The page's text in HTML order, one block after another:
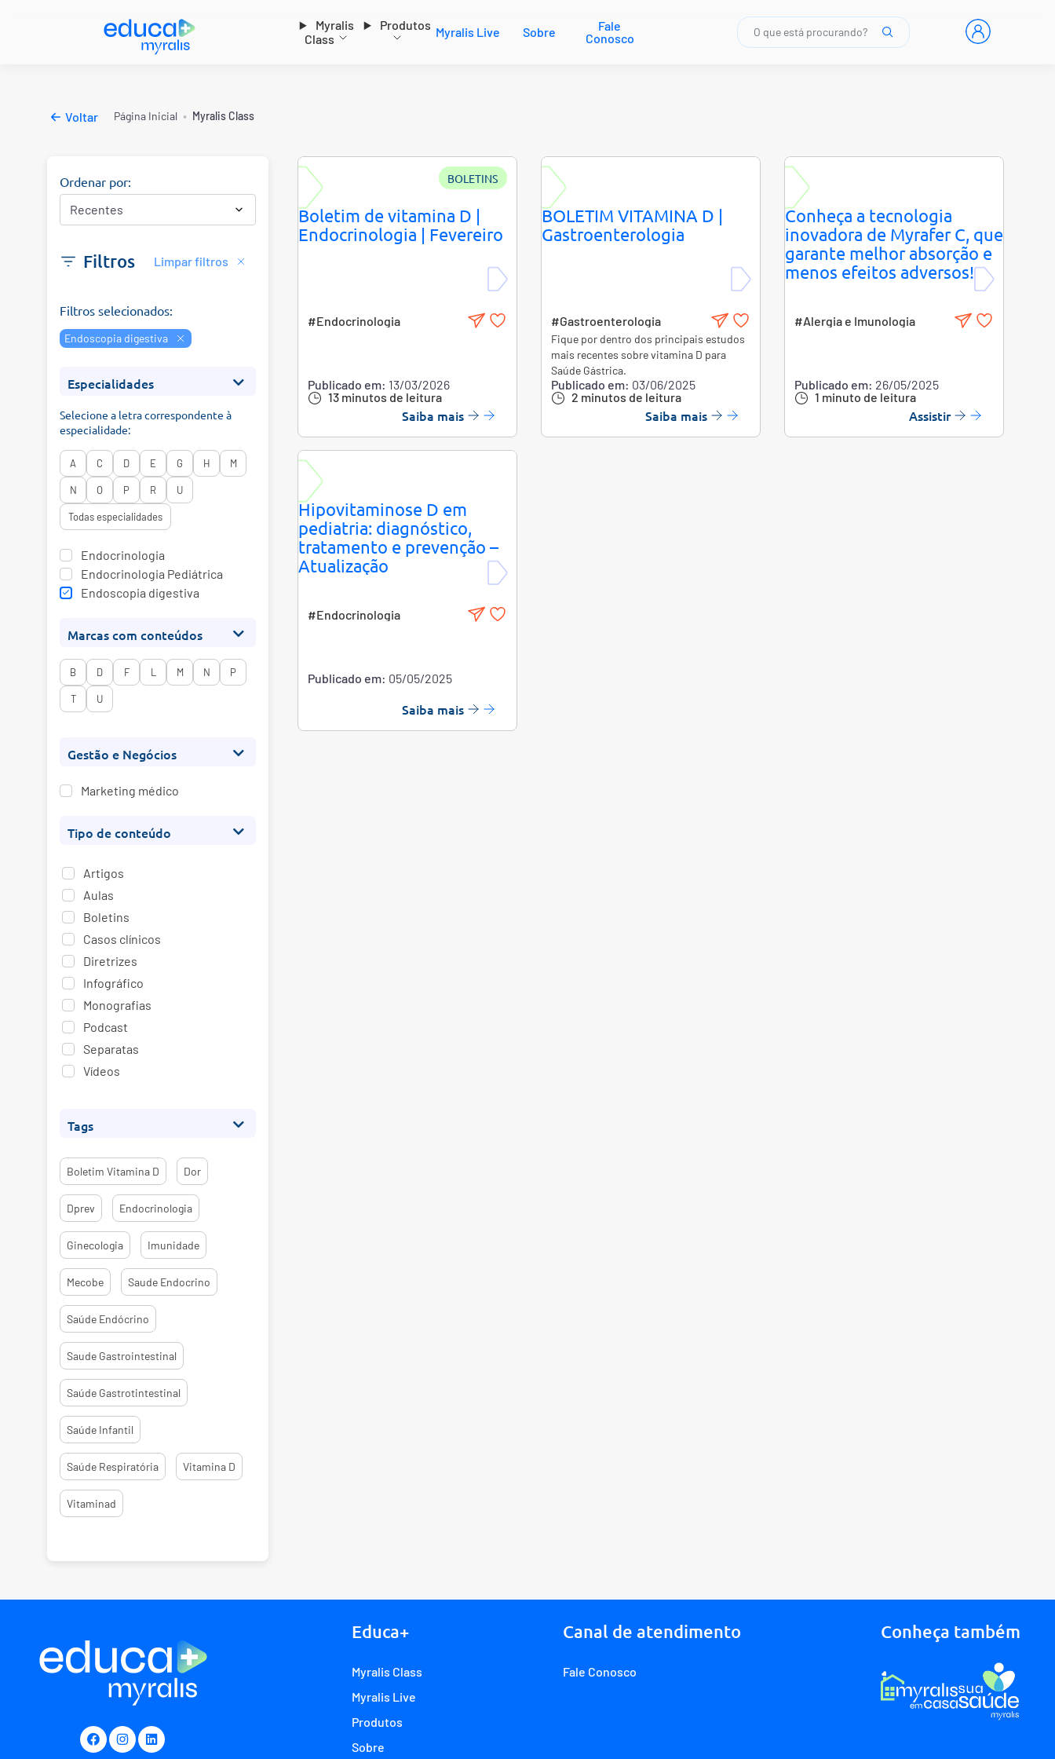
Myralis
Class
Produtos Myralis Live Sobre
Fale
Conosco
O que está procurando?
Voltar Página Inicial • Myralis Class
Ordenar por:
Filtros Limpar filtros
Filtros selecionados:
Endoscopia digestiva
Especialidades
Selecione a letra correspondente à
especialidade:
A C D E G H M
N O P R U
Todas especialidades
Endocrinologia
Endocrinologia Pediátrica
Endoscopia digestiva
Marcas com conteúdos
B D F L M N P
T U
Gestão e Negócios
Marketing médico
Tipo de conteúdo
Artigos
Aulas
Boletins
Casos clínicos
Diretrizes
Infográfico
Monografias
Podcast
Separatas
Vídeos
Tags
Boletim Vitamina D Dor
Dprev Endocrinologia
Ginecologia Imunidade
Mecobe Saude Endocrino
Saúde Endócrino
Saude Gastrointestinal
Saúde Gastrotintestinal
Saúde Infantil
Saúde Respiratória Vitamina D
Vitaminad
BOLETINS
Boletim de vitamina D |
Endocrinologia | Fevereiro
#Endocrinologia
Publicado em: 13/03/2026
13 minutos de leitura
Saiba mais
BOLETIM VITAMINA D |
Gastroenterologia
#Gastroenterologia
Fique por dentro dos principais estudos
mais recentes sobre vitamina D para
Saúde Gástrica.
Publicado em: 03/06/2025
2 minutos de leitura
Saiba mais
Conheça a tecnologia
inovadora de Myrafer C, que
garante melhor absorção e
menos efeitos adversos!
#Alergia e Imunologia
Publicado em: 26/05/2025
1 minuto de leitura
Assistir
Hipovitaminose D em
pediatria: diagnóstico,
tratamento e prevenção –
Atualização
#Endocrinologia
Publicado em: 05/05/2025
Saiba mais
Educa+
Myralis Class
Myralis Live
Produtos
Sobre
Canal de atendimento
Fale Conosco
Conheça também